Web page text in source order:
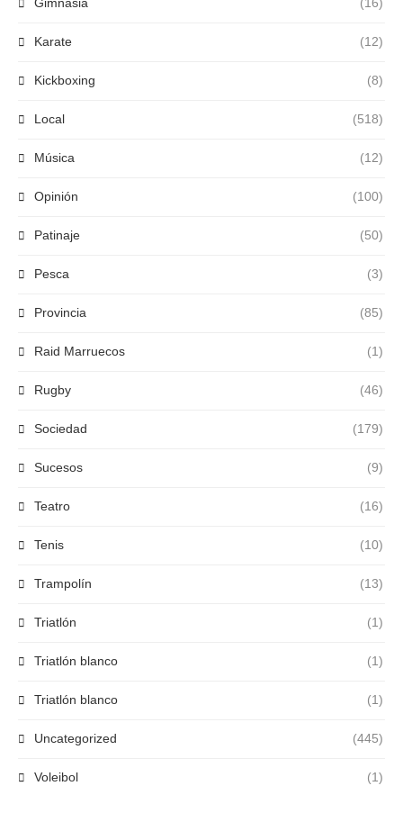
Karate (12)
Kickboxing (8)
Local (518)
Música (12)
Opinión (100)
Patinaje (50)
Pesca (3)
Provincia (85)
Raid Marruecos (1)
Rugby (46)
Sociedad (179)
Sucesos (9)
Teatro (16)
Tenis (10)
Trampolín (13)
Triatlón (1)
Triatlón blanco (1)
Triatlón blanco (1)
Uncategorized (445)
Voleibol (1)